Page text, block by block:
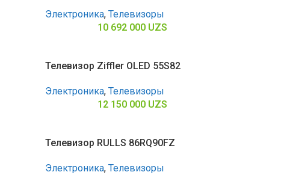
Электроника, Телевизоры
10 692 000 UZS
Телевизор Ziffler OLED 55S82
Электроника, Телевизоры
12 150 000 UZS
Телевизор RULLS 86RQ90FZ
Электроника, Телевизоры